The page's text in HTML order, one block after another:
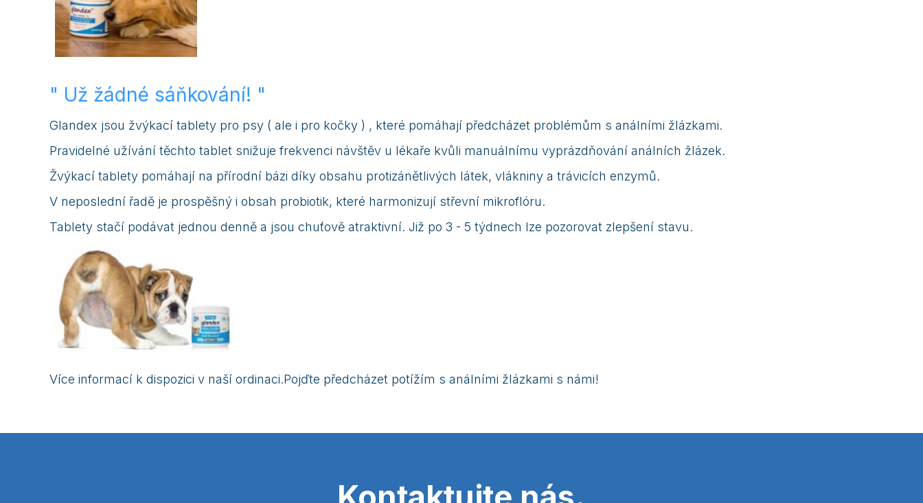
" Už žádné sáňkování! "
Glandex jsou žvýkací tablety pro psy ( ale i pro kočky ) , které pomáhají předcházet problémům s análními žlázkami.
Pravidelné užívání těchto tablet snižuje frekvenci návštěv u lékaře kvůli manuálnímu vyprázdňování análních žlázek.
Žvýkací tablety pomáhají na přírodní bázi díky obsahu protizánětlivých látek, vlákniny a trávicích enzymů.
V neposlední řadě je prospěšný i obsah probiotik, které harmonizují střevní mikroflóru.
Tablety stačí podávat jednou denně a jsou chuťově atraktivní. Již po 3 - 5 týdnech lze pozorovat zlepšení stavu.
Více informací k dispozici v naší ordinaci.Pojďte předcházet potížím s análními žlázkami s námi!